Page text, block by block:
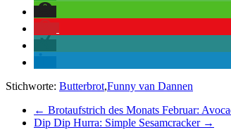
Stichworte: Butterbrot,Funny van Dannen
← Brotaufstrich des Monats Februar:
Dip Dip Hurra: Simple Sesamcracker →